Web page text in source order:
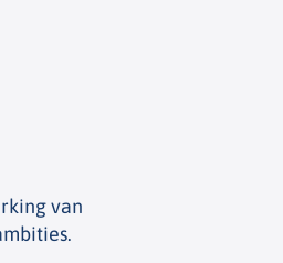
van